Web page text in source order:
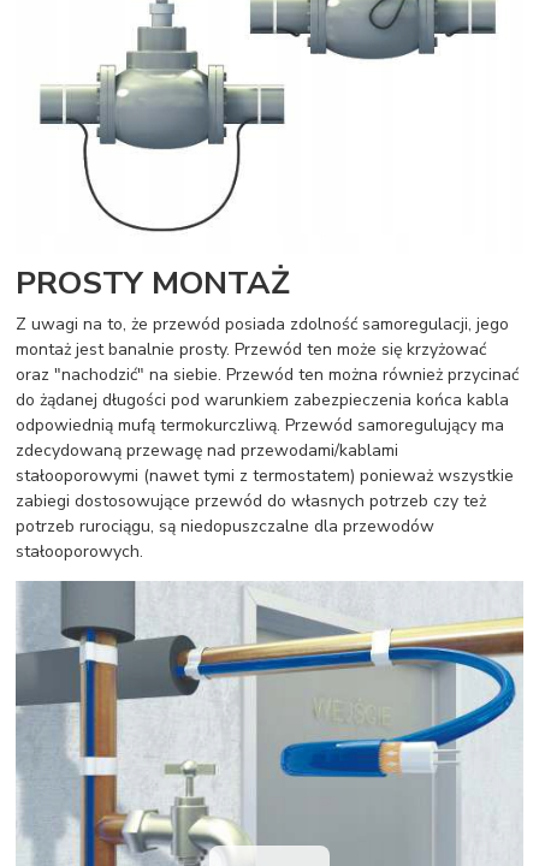
PROSTY MONTAŻ
Z uwagi na to, że przewód posiada zdolność samoregulacji, jego
montaż jest banalnie prosty. Przewód ten może się krzyżować
oraz "nachodzić" na siebie. Przewód ten można również przycinać
do żądanej długości pod warunkiem zabezpieczenia końca kabla
odpowiednią mufą termokurczliwą. Przewód samoregulujący ma
zdecydowaną przewagę nad przewodami/kablami
stałooporowymi (nawet tymi z termostatem) ponieważ wszystkie
zabiegi dostosowujące przewód do własnych potrzeb czy też
potrzeb rurociągu, są niedopuszczalne dla przewodów
stałooporowych.